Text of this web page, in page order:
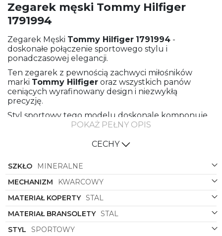
Zegarek męski Tommy Hilfiger
1791994
Zegarek Męski Tommy Hilfiger 1791994 -
doskonałe połączenie sportowego stylu i
ponadczasowej elegancji.
Ten zegarek z pewnością zachwyci miłośników
marki Tommy Hilfiger oraz wszystkich panów
ceniących wyrafinowany design i niezwykłą
precyzję.
Styl sportowy tego modelu doskonale komponuje
się zarówno z codziennymi strojami, jak i z bardziej
na spotkaniu biznesowym czy wychodzisz na
idealnym uzupełnieniem Twojego outfitu.
Wykonany z wysokiej jakości stali zarówno
bransoleta, jak i koperta tego modelu prezentują się
niezwykle elegancko. Stalowa bransoleta z
pewnością przyciągnie wzrok swoim blaskiem i
solidnością wykonania, idealnie współgrając z
kolorystyką tarczy.
POKAŻ PEŁNY OPIS
CECHY
SZKŁO
MINERALNE
MECHANIZM
KWARCOWY
MATERIAŁ KOPERTY STAL
MATERIAŁ BRANSOLETY STAL
STYL
SPORTOWY